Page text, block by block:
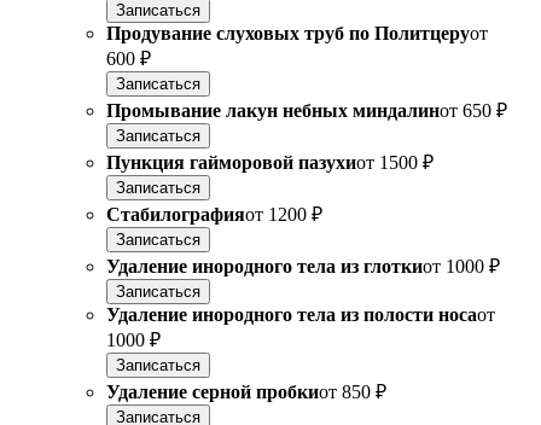
Записаться
Продувание слуховых труб по Политцеруот
600 ₽
Записаться
Промывание лакун небных миндалинот 650 ₽
Записаться
Пункция гайморовой пазухиот 1500 ₽
Записаться
Стабилографияот 1200 ₽
Записаться
Удаление инородного тела из глоткиот 1000 ₽
Записаться
Удаление инородного тела из полости носаот
1000 ₽
Записаться
Удаление серной пробкиот 850 ₽
Записаться